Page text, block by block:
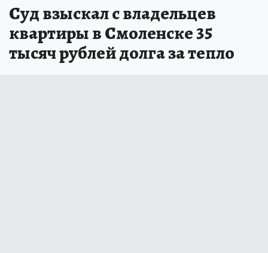
Суд взыскал с владельцев
квартиры в Смоленске 35
тысяч рублей долга за тепло